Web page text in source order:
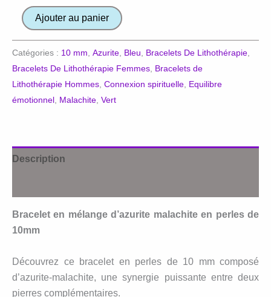
quantité
azurite
Ajouter au panier
Catégories : 10 mm Azurite Bleu Bracelets De Lithothérapie
Bracelets De Lithothérapie Femmes Bracelets de
Lithothérapie Hommes Connexion spirituelle Equilibre
émotionnel Malachite Vert
Description
Bracelet en mélange d’azurite malachite en perles de
10mm
Découvrez ce bracelet en perles de 10 mm composé
d’azurite-malachite, une synergie puissante entre deux
pierres complémentaires.